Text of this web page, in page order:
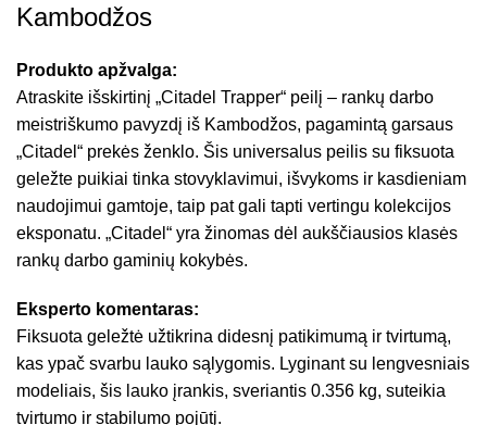
Kambodžos
Produkto apžvalga:
Atraskite išskirtinį „Citadel Trapper“ peilį – rankų darbo
meistriškumo pavyzdį iš Kambodžos, pagamintą garsaus
„Citadel“ prekės ženklo. Šis universalus peilis su fiksuota
geležte puikiai tinka stovyklavimui, išvykoms ir kasdieniam
naudojimui gamtoje, taip pat gali tapti vertingu kolekcijos
eksponatu. „Citadel“ yra žinomas dėl aukščiausios klasės
rankų darbo gaminių kokybės.
Eksperto komentaras:
Fiksuota geležtė užtikrina didesnį patikimumą ir tvirtumą,
kas ypač svarbu lauko sąlygomis. Lyginant su lengvesniais
modeliais, šis lauko įrankis, sveriantis 0.356 kg, suteikia
tvirtumo ir stabilumo pojūtį.